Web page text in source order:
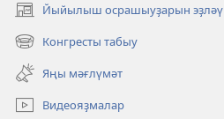
Йыйылыш осрашыуҙарын эҙләү
(opens
new
window)
Конгресты табыу
(opens
new
window)
Яңы мәғлүмәт
Видеояҙмалар